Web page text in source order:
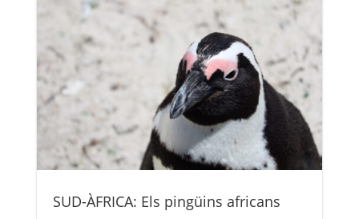
SUD-ÀFRICA: Els pingüins africans